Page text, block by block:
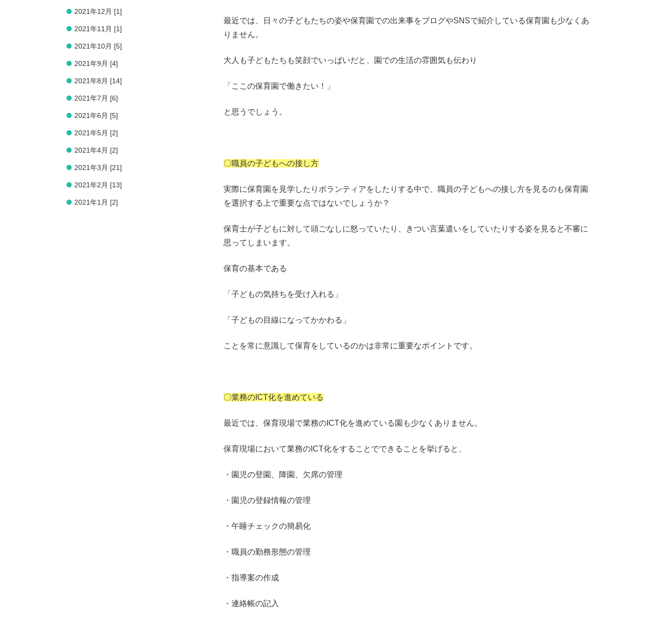
最近では、日々の子どもたちの姿や保育園での出来事をブログやSNSで紹介している保育園も少なくあ
りません。
大人も子どもたちも笑顔でいっぱいだと、園での生活の雰囲気も伝わり
「ここの保育園で働きたい！」
と思うでしょう。
〇職員の子どもへの接し方
実際に保育園を見学したりボランティアをしたりする中で、職員の子どもへの接し方を見るのも保育園
を選択する上で重要な点ではないでしょうか？
保育士が子どもに対して頭ごなしに怒っていたり、きつい言葉遣いをしていたりする姿を見ると不審に
思ってしまいます。
保育の基本である
「子どもの気持ちを受け入れる」
「子どもの目線になってかかわる」
ことを常に意識して保育をしているのかは非常に重要なポイントです。
〇業務のICT化を進めている
最近では、保育現場で業務のICT化を進めている園も少なくありません。
保育現場において業務のICT化をすることでできることを挙げると、
・園児の登園、降園、欠席の管理
・園児の登録情報の管理
・午睡チェックの簡易化
・職員の勤務形態の管理
・指導案の作成
・連絡帳の記入
● 2021年12月 [1]
● 2021年11月 [1]
● 2021年10月 [5]
● 2021年9月 [4]
● 2021年8月 [14]
● 2021年7月 [6]
● 2021年6月 [5]
● 2021年5月 [2]
● 2021年4月 [2]
● 2021年3月 [21]
● 2021年2月 [13]
● 2021年1月 [2]